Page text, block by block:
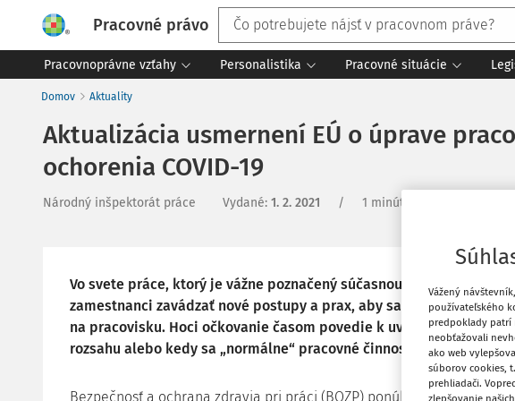
Pracovné právo
Pracovnoprávne vzťahy Personalistika Pracovné situácie
Domov Aktuality
Aktualizácia usmernení EÚ o úprave
ochorenia COVID-19
Národný inšpektorát práce Vydané: 1. 2. 2021 / 1 minúta čítania
Vo svete práce, ktorý je vážne poznačený súčasnou pandémiou,
zamestnanci zavádzať nové postupy a prax, aby sa zabránilo šíreniu
na pracovisku. Hoci očkovanie časom povedie k uvoľneniu
rozsahu alebo kedy sa „normálne“ pracovné činnosti obnovia.
Bezpečnosť a ochrana zdravia pri práci (BOZP) ponúka praktickú
Vážený
používateľského
predpoklady patrí
neobťažovali
ako web
súborov cookies,
prehliadači.
zlepšovanie